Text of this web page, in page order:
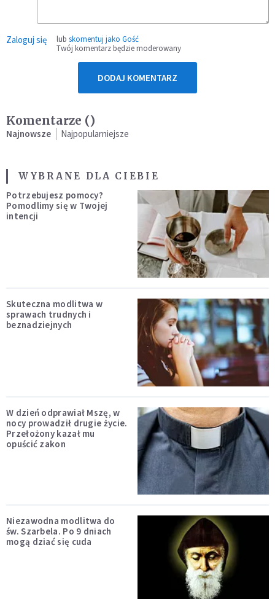
Zaloguj się lub skomentuj jako Gość
Twój komentarz będzie moderowany
DODAJ KOMENTARZ
Komentarze ()
Najnowsze Najpopularniejsze
WYBRANE DLA CIEBIE
Potrzebujesz pomocy?
Pomodlimy się w Twojej
intencji
Skuteczna modlitwa w
sprawach trudnych i
beznadziejnych
W dzień odprawiał Mszę, w
nocy prowadził drugie życie.
Przełożony kazał mu
opuścić zakon
Niezawodna modlitwa do
św. Szarbela. Po 9 dniach
mogą dziać się cuda